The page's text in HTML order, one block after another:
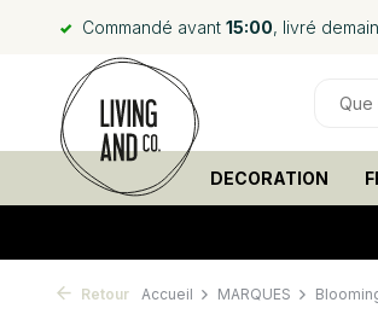
Commandé avant 15:00, livré
DECORATION
Retour Accueil MARQUES